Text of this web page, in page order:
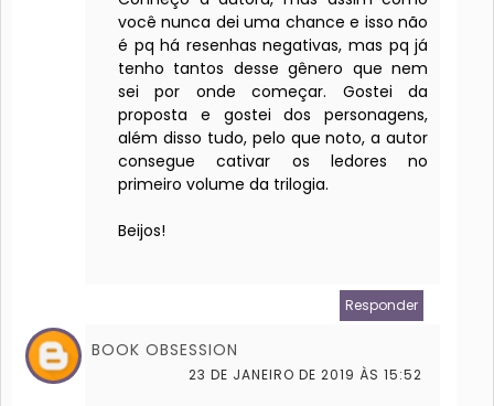
você nunca dei uma chance e isso não
é pq há resenhas negativas, mas pq já
tenho tantos desse gênero que nem
sei por onde começar. Gostei da
proposta e gostei dos personagens,
além disso tudo, pelo que noto, a autor
consegue cativar os ledores no
primeiro volume da trilogia.
Beijos!
Responder
BOOK OBSESSION
23 DE JANEIRO DE 2019 ÀS 15:52